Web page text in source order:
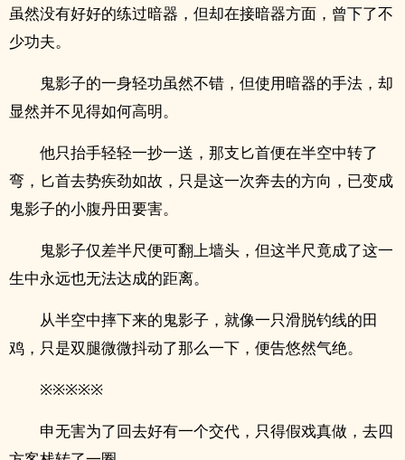
虽然没有好好的练过暗器，但却在接暗器方面，曾下了不
少功夫。
鬼影子的一身轻功虽然不错，但使用暗器的手法，却
显然并不见得如何高明。
他只抬手轻轻一抄一送，那支匕首便在半空中转了
弯，匕首去势疾劲如故，只是这一次奔去的方向，已变成
鬼影子的小腹丹田要害。
鬼影子仅差半尺便可翻上墙头，但这半尺竟成了这一
生中永远也无法达成的距离。
从半空中摔下来的鬼影子，就像一只滑脱钓线的田
鸡，只是双腿微微抖动了那么一下，便告悠然气绝。
※※※※※
申无害为了回去好有一个交代，只得假戏真做，去四